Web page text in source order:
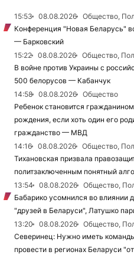
15:53 08.08.2026
Общество,
Конференция "Новая Беларусь"
— Барковский
15:22
08.08.2026
Общество,
В войне против Украины с
500 белорусов — Кабанчук
14:58
08.08.2026
Общество
Ребенок становится
рождения, если хоть один его
гражданство — МВД
14:16
08.08.2026
Общество,
Тихановская призвала
политзаключенным понятный
13:54
08.08.2026
Общество,
Бабарико усомнился во влиянии
"друзей в Беларуси", Латушко
13:20
08.08.2026
Общество,
Северинец: Нужно иметь
провести в регионах Беларуси